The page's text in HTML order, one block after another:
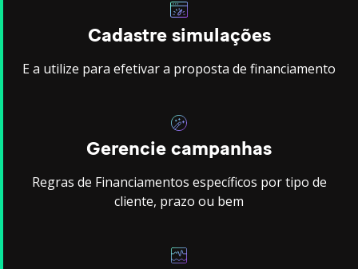
Cadastre simulações
E a utilize para efetivar a proposta de financiamento
Gerencie campanhas
Regras de Financiamentos específicos por tipo de
cliente, prazo ou bem